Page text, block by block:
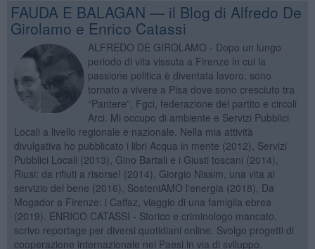
FAUDA E BALAGAN — il Blog di Alfredo De
Girolamo e Enrico Catassi
ALFREDO DE GIROLAMO - Dopo un lungo
periodo di vita vissuta a Firenze in cui la
passione politica è diventata lavoro, sono
tornato a vivere a Pisa dove sono cresciuto tra
“Pantere”, Fgci, federazione del partito e circoli
Arci. Mi occupo di ambiente e Servizi Pubblici
Locali a livello regionale e nazionale. Nella mia attività
divulgativa ho pubblicato i libri Acqua in mente (2012), Servizi
Pubblici Locali (2013), Gino Bartali e i Giusti toscani (2014),
Riusi: da rifiuti a risorse! (2014), Giorgio Nissim, una vita al
servizio del bene (2016), SosteniAMO l'energia (2018), Da
Mogador a Firenze: i Caffaz, viaggio di una famiglia ebrea
(2019). ENRICO CATASSI - Storico e criminologo mancato,
scrivo reportage per diversi quotidiani online. Svolgo progetti di
cooperazione internazionale nei Paesi in via di sviluppo.